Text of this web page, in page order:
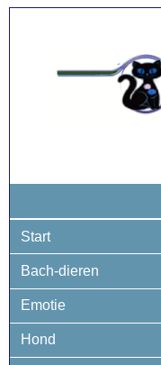
Start
Bach-dieren
Emotie
Hond